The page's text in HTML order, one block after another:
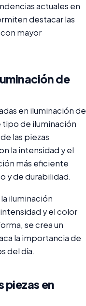
actuales en
destacar las
mayor
de
en iluminación de
tipo de iluminación
las piezas
la intensidad y el
más eficiente
y de durabilidad.
iluminación
y el color
se crea un
la importancia de
del día.
piezas en